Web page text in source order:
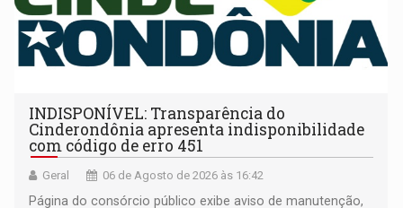
INDISPONÍVEL: Transparência do
Cinderondônia apresenta indisponibilidade
com código de erro 451
Geral 06 de Agosto de 2026 às 16:42
Página do consórcio público exibe aviso de manutenção,